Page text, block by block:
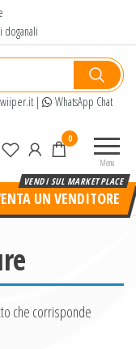
doganali
| WhatsApp Chat
Menu
0
UN VENDITORE
che corrisponde